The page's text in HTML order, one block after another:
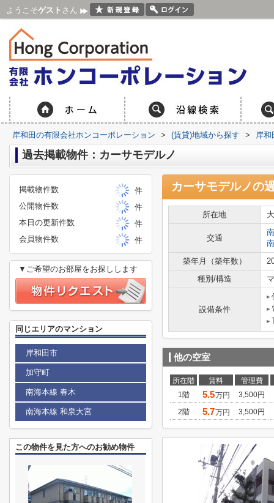
ようこそゲスト さん
岸和田の有限会社ホンコーポレーション > (賃貸)地域から探す > 岸和
過去掲載物件：カーサモデルノ
カーサモデルノの
所在地
交通
築年月（築年数）
種別/構造
設備条件
他の空室
所在階 賃料
管理費
1階
5.5万円
3,500円
2階
5.7万円 3,500円
掲載物件数
件
公開物件数
件
本日の更新件数
件
会員物件数
件
▼ご希望のお部屋をお探しします
同じエリアのマンション
岸和田市
加守町
南海本線 春木
南海本線 和泉大宮
この物件を見た方へのお勧め物件